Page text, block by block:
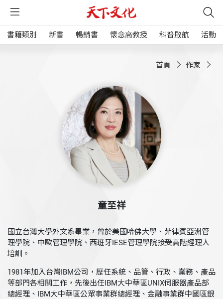
書籍類別 新書 暢銷書 懷念高教授 科普啟航 活動
首頁 作家
童至祥
國立台灣大學外文系畢業，曾於美國哈佛大學、菲律賓亞洲管
理學院、中歐管理學院、西班牙IESE管理學院接受高階經理人
培訓。
1981年加入台灣IBM公司，歷任系統、品管、行政、業務、產品
等部門各相關工作，先後出任IBM大中華區UNIX伺服器產品部
總經理、IBM大中華區公眾事業群總經理、金融事業群中國區銀